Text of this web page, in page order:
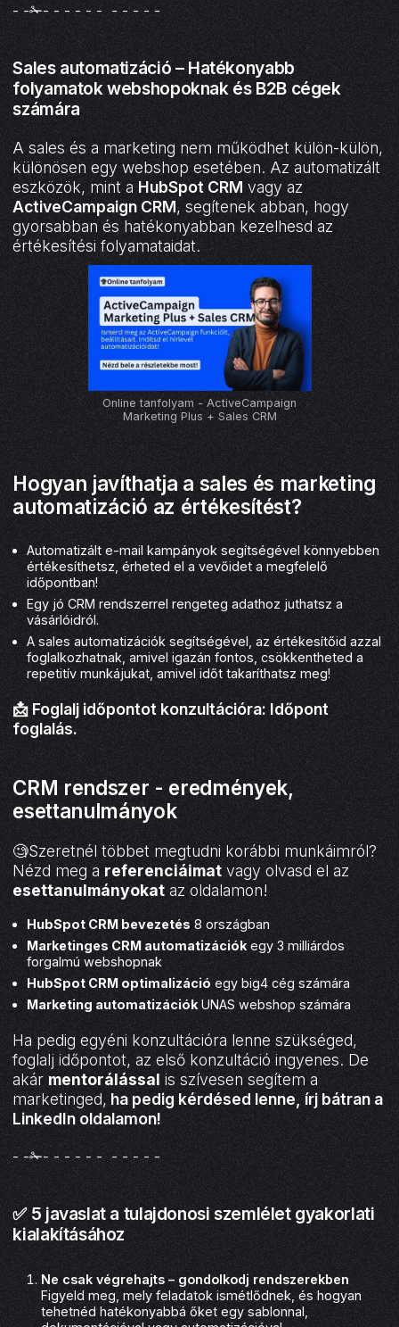
- -✁- - - - - - - - - - -
Sales automatizáció – Hatékonyabb
folyamatok webshopoknak és B2B cégek
számára
A sales és a marketing nem működhet külön-külön,
különösen egy webshop esetében. Az automatizált
eszközök, mint a HubSpot CRM vagy az
ActiveCampaign CRM, segítenek abban, hogy
gyorsabban és hatékonyabban kezelhesd az
értékesítési folyamataidat.
Online tanfolyam - ActiveCampaign
Marketing Plus + Sales CRM
Hogyan javíthatja a sales és marketing
automatizáció az értékesítést?
Automatizált e-mail kampányok segítségével könnyebben
értékesíthetsz, érheted el a vevőidet a megfelelő
időpontban!
Egy jó CRM rendszerrel rengeteg adathoz juthatsz a
vásárlóidról.
A sales automatizációk segítségével, az értékesítőid azzal
foglalkozhatnak, amivel igazán fontos, csökkentheted a
repetitív munkájukat, amivel időt takaríthatsz meg!
📩 Foglalj időpontot konzultációra: Időpont
foglalás.
CRM rendszer - eredmények,
esettanulmányok
🧐Szeretnél többet megtudni korábbi munkáimról?
Nézd meg a referenciáimat vagy olvasd el az
esettanulmányokat az oldalamon!
HubSpot CRM bevezetés 8 országban
Marketinges CRM automatizációk egy 3 milliárdos
forgalmú webshopnak
HubSpot CRM optimalizáció egy big4 cég számára
Marketing automatizációk UNAS webshop számára
Ha pedig egyéni konzultációra lenne szükséged,
foglalj időpontot, az első konzultáció ingyenes. De
akár mentorálással is szívesen segítem a
marketinged, ha pedig kérdésed lenne, írj bátran a
LinkedIn oldalamon!
- -✁- - - - - - - - - - -
✅ 5 javaslat a tulajdonosi szemlélet gyakorlati
kialakításához
Ne csak végrehajts – gondolkodj rendszerekben
Figyeld meg, mely feladatok ismétlődnek, és hogyan
tehetnéd hatékonyabbá őket egy sablonnal,